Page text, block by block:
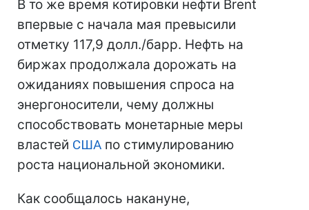
В то же время котировки нефти Brent
впервые с начала мая превысили
отметку 117,9 долл./барр. Нефть на
биржах продолжала дорожать на
ожиданиях повышения спроса на
энергоносители, чему должны
способствовать монетарные меры
властей США по стимулированию
роста национальной экономики.
Как сообщалось накануне,